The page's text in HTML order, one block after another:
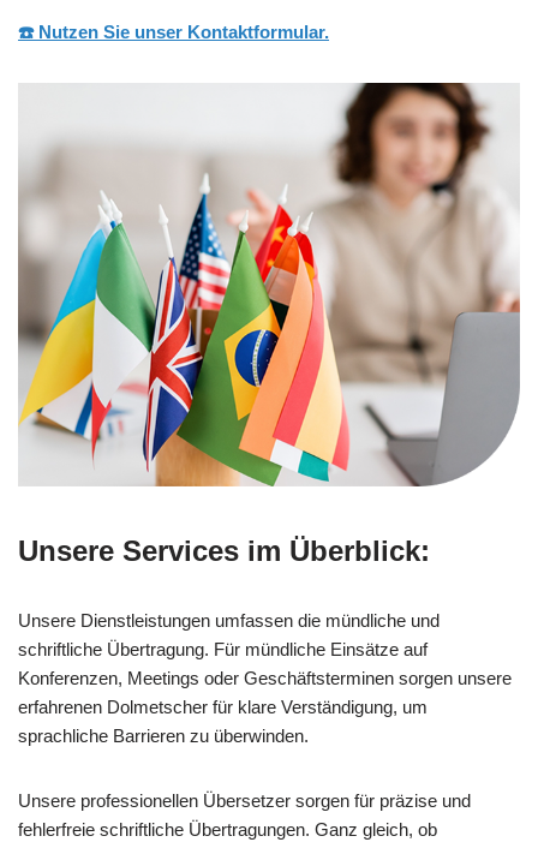
☎️ Nutzen Sie unser Kontaktformular.
Unsere Services im Überblick:
Unsere Dienstleistungen umfassen die mündliche und
schriftliche Übertragung. Für mündliche Einsätze auf
Konferenzen, Meetings oder Geschäftsterminen sorgen unsere
erfahrenen Dolmetscher für klare Verständigung, um
sprachliche Barrieren zu überwinden.
Unsere professionellen Übersetzer sorgen für präzise und
fehlerfreie schriftliche Übertragungen. Ganz gleich, ob